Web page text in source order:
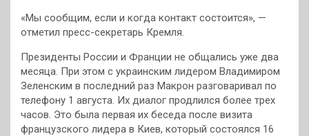
«Мы сообщим, если и когда контакт состоится», —
отметил пресс-секретарь Кремля.
Президенты России и Франции не общались уже два
месяца. При этом с украинским лидером Владимиром
Зеленским в последний раз Макрон разговаривал по
телефону 1 августа. Их диалог продлился более трех
часов. Это была первая их беседа после визита
французского лидера в Киев, который состоялся 16